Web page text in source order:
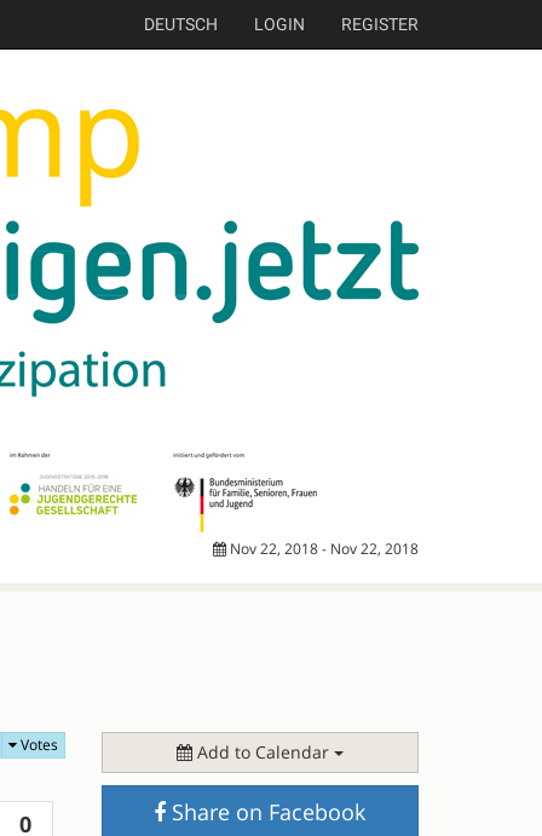
DEUTSCH LOGIN REGISTER
Nov 22, 2018 - Nov 22, 2018
Votes
0Votes
Add to Calendar
Share on Facebook